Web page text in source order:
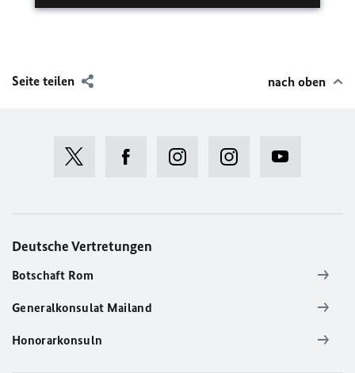
Seite teilen nach oben
Deutsche Vertretungen
Botschaft Rom
Generalkonsulat Mailand
Honorarkonsuln